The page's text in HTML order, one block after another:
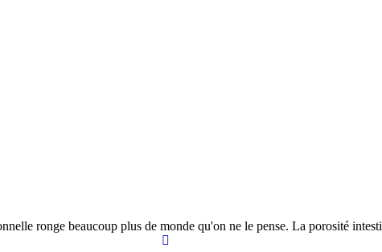
ronge beaucoup plus de monde qu'on ne le pense. La porosité